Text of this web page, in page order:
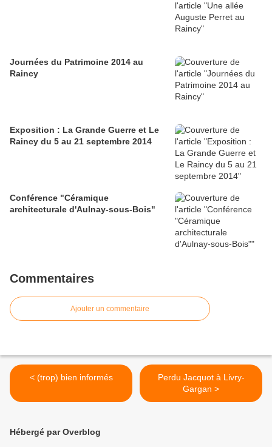
Journées du Patrimoine 2014 au
Raincy
Exposition : La Grande Guerre et Le
Raincy du 5 au 21 septembre 2014
Conférence "Céramique
architecturale d'Aulnay-sous-Bois"
Commentaires
Ajouter un commentaire
< (trop) bien informés
Perdu Jacquot à Livry-
Gargan >
Hébergé par Overblog